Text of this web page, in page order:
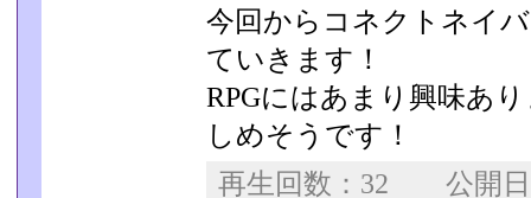
今回からコネクトネイ
ていきます！
RPGにはあまり興味あ
しめそうです！
再生回数：32 公開